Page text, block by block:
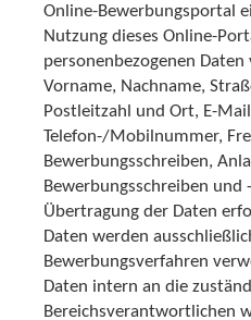
Online-Bewerbungsportal
Nutzung dieses Online-
personenbezogenen
Vorname, Nachname,
Postleitzahl und Ort, E-
Telefon-/Mobilnummer,
Bewerbungsschreiben,
Bewerbungsschreiben und
Übertragung der Daten
Daten werden
Bewerbungsverfahren
Daten intern an die
Bereichsverantwortlichen